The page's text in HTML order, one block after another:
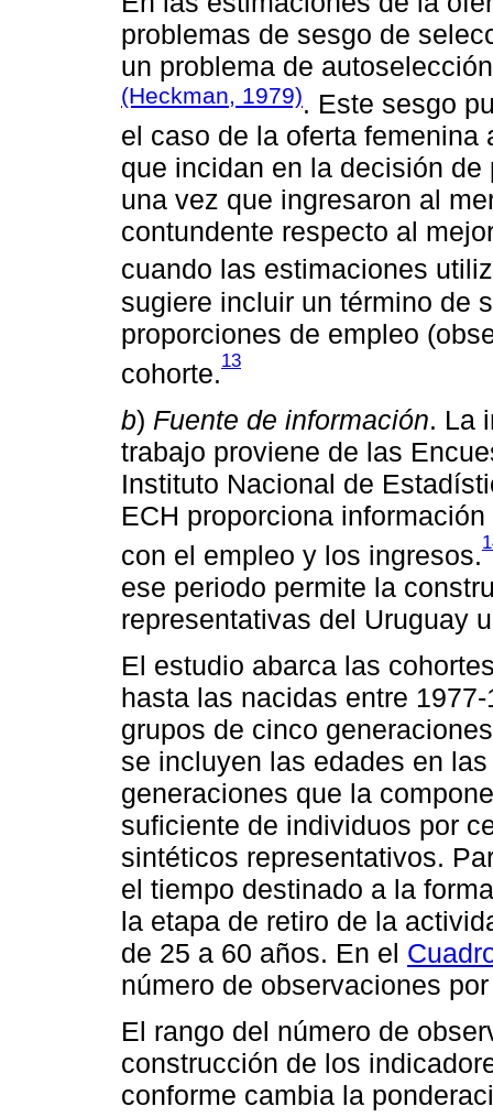
problemas de sesgo de
un problema de
(Heckman, 1979). Este sesgo
el caso de la oferta
que incidan en la decisión
una vez que ingresaron al
contundente respecto al
cuando las estimaciones
sugiere incluir un término de
proporciones de empleo
cohorte.13
b) Fuente de información. La
trabajo proviene de las
Instituto Nacional de
ECH proporciona
con el empleo y los ingresos.
ese periodo permite la
representativas del Uruguay
El estudio abarca las
hasta las nacidas entre
grupos de cinco
se incluyen las edades en
generaciones que la
suficiente de individuos por
sintéticos representativos.
el tiempo destinado a la
la etapa de retiro de la
de 25 a 60 años. En el
número de observaciones
El rango del número de
construcción de los
conforme cambia la